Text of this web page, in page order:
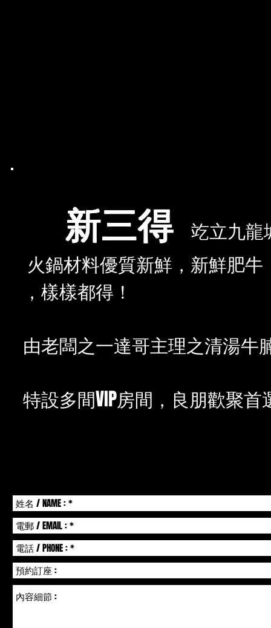
新三得
䇄立九龍
火鍋材料優質新鮮，新鮮肥牛
，樣樣都得！
由老闆之一達哥主理之清湯牛
特設多間VIP房間，良朋歡聚首